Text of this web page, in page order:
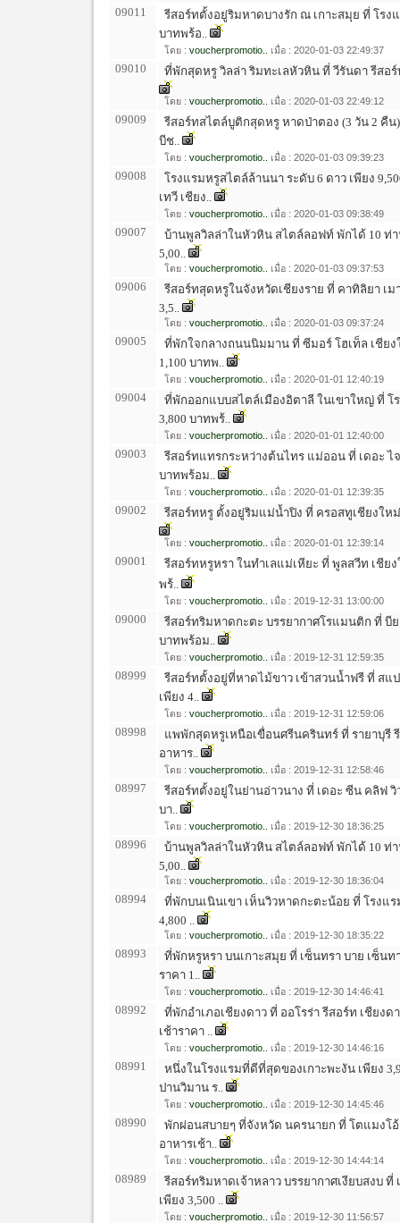
09011
รีสอร์ทตั้งอยู่ริมหาดบางรัก ณ เกาะสมุย ที่ โรงแ
บาทพร้อ..
โดย : voucherpromotio.. เมื่อ : 2020-01-03 22:49:37
09010 ที่พักสุดหรู วิลล่า ริมทะเลหัวหิน ที่ วีรันดา รีสอ
โดย : voucherpromotio.. เมื่อ : 2020-01-03 22:49:12
09009
รีสอร์ทสไตล์บูติกสุดหรู หาดป่าตอง (3 วัน 2 คืน
บีช..
โดย : voucherpromotio.. เมื่อ : 2020-01-03 09:39:23
09008
โรงแรมหรูสไตล์ล้านนา ระดับ 6 ดาว เพียง
เทวี เชียง..
โดย : voucherpromotio.. เมื่อ : 2020-01-03 09:38:49
09007
บ้านพูลวิลล่าในหัวหิน สไตล์ลอฟท์ พักได้ 10 ท่า
5,00..
โดย : voucherpromotio.. เมื่อ : 2020-01-03 09:37:53
09006
รีสอร์ทสุดหรูในจังหวัดเชียงราย ที่ คาทิลิยา เม
3,5..
โดย : voucherpromotio.. เมื่อ : 2020-01-03 09:37:24
09005
ที่พักใจกลางถนนนิมมาน ที่ ซีมอร์ โฮเท็ล เชียง
1,100 บาทพ..
โดย : voucherpromotio.. เมื่อ : 2020-01-01 12:40:19
09004
ที่พักออกแบบสไตล์เมืองอิตาลี ในเขาใหญ่ ที่ โ
3,800 บาทพร้..
โดย : voucherpromotio.. เมื่อ : 2020-01-01 12:40:00
09003
รีสอร์ทแทรกระหว่างต้นไทร แม่ออน ที่ เดอะ ไ
บาทพร้อม..
โดย : voucherpromotio.. เมื่อ : 2020-01-01 12:39:35
09002 รีสอร์ทหรู ตั้งอยู่ริมแม่น้ำปิง ที่ ครอสทูเชียงใหม่
โดย : voucherpromotio.. เมื่อ : 2020-01-01 12:39:14
09001
รีสอร์ทหรูหรา ในทำเลแม่เหียะ ที่ พูลสวีท เชียง
พร้..
โดย : voucherpromotio.. เมื่อ : 2019-12-31 13:00:00
09000
รีสอร์ทริมหาดกะตะ บรรยากาศโรแมนติก ที่ บี
บาทพร้อม..
โดย : voucherpromotio.. เมื่อ : 2019-12-31 12:59:35
08999
รีสอร์ทตั้งอยู่ที่หาดไม้ขาว เข้าสวนน้ำฟรี ที่ สแ
เพียง 4..
โดย : voucherpromotio.. เมื่อ : 2019-12-31 12:59:06
08998
แพพักสุดหรูเหนือเขื่อนศรีนครินทร์ ที่ รายาบุรี
อาหาร..
โดย : voucherpromotio.. เมื่อ : 2019-12-31 12:58:46
08997
รีสอร์ทตั้งอยู่ในย่านอ่าวนาง ที่ เดอะ ซีน คลิฟ วิ
บา..
โดย : voucherpromotio.. เมื่อ : 2019-12-30 18:36:25
08996
บ้านพูลวิลล่าในหัวหิน สไตล์ลอฟท์ พักได้ 10 ท่า
5,00..
โดย : voucherpromotio.. เมื่อ : 2019-12-30 18:36:04
08994
ที่พักบนเนินเขา เห็นวิวหาดกะตะน้อย ที่ โรงแ
4,800 ..
โดย : voucherpromotio.. เมื่อ : 2019-12-30 18:35:22
08993
ที่พักหรูหรา บนเกาะสมุย ที่ เซ็นทรา บาย เซ็น
ราคา 1..
โดย : voucherpromotio.. เมื่อ : 2019-12-30 14:46:41
08992
ที่พักอำเภอเชียงดาว ที่ ออโรร่า รีสอร์ท เชียงด
เช้าราคา ..
โดย : voucherpromotio.. เมื่อ : 2019-12-30 14:46:16
08991
หนึ่งในโรงแรมที่ดีที่สุดของเกาะพะงัน เพียง
ปานวิมาน ร..
โดย : voucherpromotio.. เมื่อ : 2019-12-30 14:45:46
08990
พักผ่อนสบายๆ ที่จังหวัด นครนายก ที่ โตแมงโอ้
อาหารเช้า..
โดย : voucherpromotio.. เมื่อ : 2019-12-30 14:44:14
08989
รีสอร์ทริมหาดเจ้าหลาว บรรยากาศเงียบสงบ ที่
เพียง 3,500 ..
โดย : voucherpromotio.. เมื่อ : 2019-12-30 11:56:57